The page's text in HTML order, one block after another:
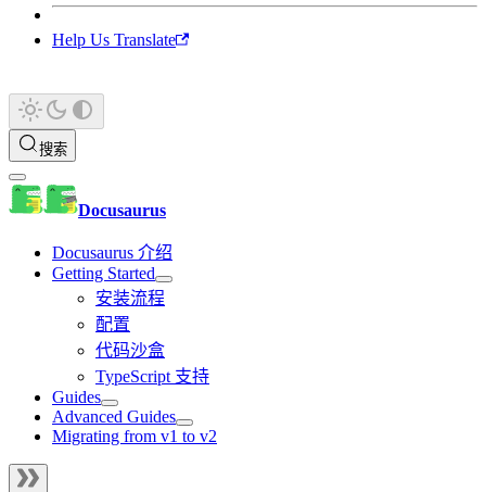
Help Us Translate
搜索
Docusaurus
Docusaurus 介绍
Getting Started
安装流程
配置
代码沙盒
TypeScript 支持
Guides
Advanced Guides
Migrating from v1 to v2